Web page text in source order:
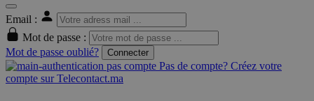
Email :
Mot de passe :
Mot de passe oublié?
Connecter
Pas de compte? Créez votre
compte sur Telecontact.ma